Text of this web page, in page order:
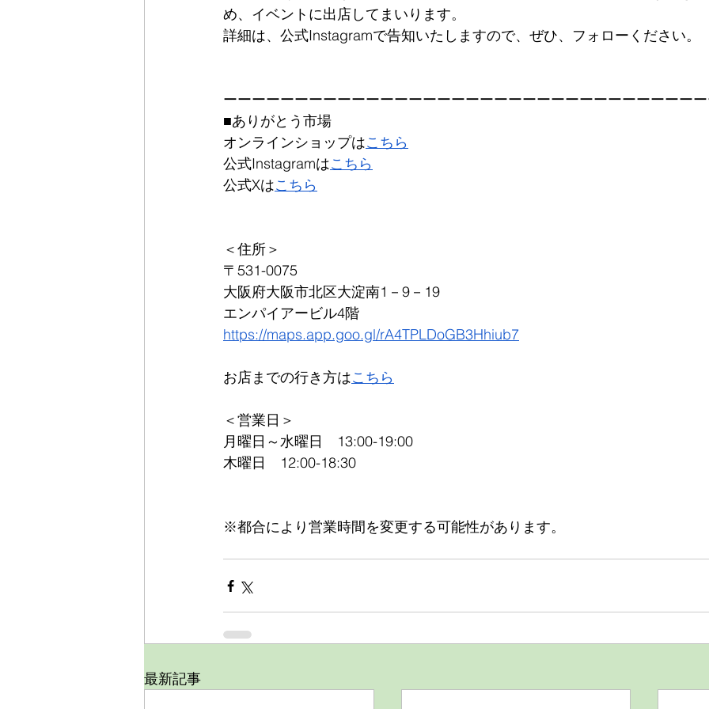
め、イベントに出店してまいります。
詳細は、公式Instagramで告知いたしますので、ぜひ、フォローください。
ーーーーーーーーーーーーーーーーーーーーーーーーーーーーーーーーー
■ありがとう市場
オンラインショップはこちら
公式Instagramはこちら
公式Xはこちら
＜住所＞
〒531-0075
大阪府大阪市北区大淀南1－9－19
エンパイアービル4階
https://maps.app.goo.gl/rA4TPLDoGB3Hhiub7
お店までの行き方はこちら
＜営業日＞
月曜日～水曜日　13:00-19:00
木曜日　12:00-18:30
※都合により営業時間を変更する可能性があります。
最新記事